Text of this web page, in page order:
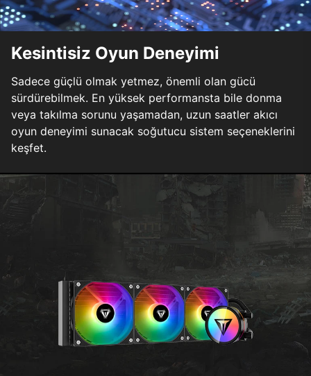
Kesintisiz Oyun Deneyimi
Sadece güçlü olmak yetmez, önemli olan gücü
sürdürebilmek. En yüksek performansta bile donma
veya takılma sorunu yaşamadan, uzun saatler akıcı
oyun deneyimi sunacak soğutucu sistem seçeneklerini
keşfet.